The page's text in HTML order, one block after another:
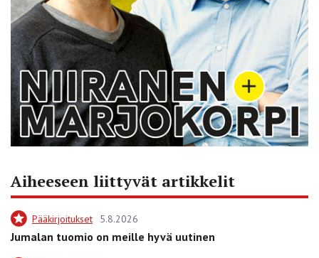
Aiheeseen liittyvät artikkelit
Pääkirjoitukset 5.8.2026
Jumalan tuomio on meille hyvä uutinen